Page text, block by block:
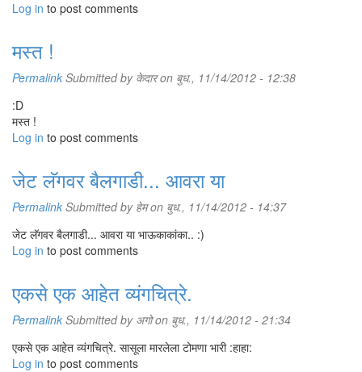
Log in to post comments
मस्त !
Permalink Submitted by केदारon बुध., 11/14/2012 - 12:38
:D
मस्त !
Log in to post comments
जेट लॅगवर बैलगाडी... आवरा या
Permalink Submitted by हेमon बुध., 11/14/2012 - 14:37
जेट लॅगवर बैलगाडी... आवरा या भाऊकाकांका.. :)
Log in to post comments
एकसे एक आहेत व्यंगचित्रे.
Permalink Submitted by अगोon बुध., 11/14/2012 - 21:34
एकसे एक आहेत व्यंगचित्रे. सासूला मारलेला टोमणा भारी :हाहा:
Log in to post comments